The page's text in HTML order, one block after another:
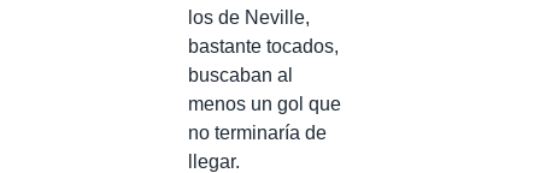
los de Neville,
bastante tocados,
buscaban al
menos un gol que
no terminaría de
llegar.